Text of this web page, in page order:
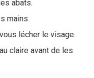
abats.
mains.
lécher le visage.
claire avant de les